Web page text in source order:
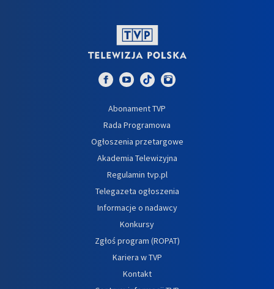
Abonament TVP
Rada Programowa
Ogłoszenia przetargowe
Akademia Telewizyjna
Regulamin tvp.pl
Telegazeta ogłoszenia
Informacje o nadawcy
Konkursy
Zgłoś program (ROPAT)
Kariera w TVP
Kontakt